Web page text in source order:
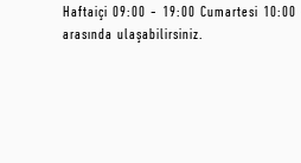
Haftaiçi 09:00 - 19:00 Cumartesi
arasında ulaşabilirsiniz.